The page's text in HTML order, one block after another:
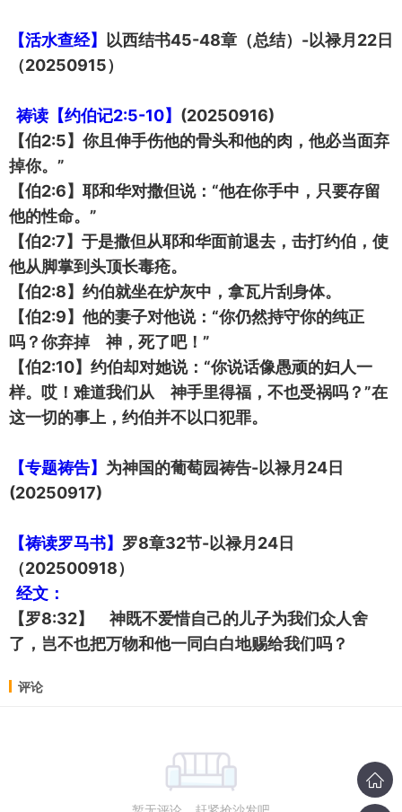
【活水查经】
以西结书45-48章（总结）-以禄月22日
（20250915）
祷读【约伯记2:5-10】 (20250916)
【伯2:5】你且伸手伤他的骨头和他的肉，他必当面弃
掉你。”
【伯2:6】耶和华对撒但说：“他在你手中，只要存留
他的性命。”
【伯2:7】于是撒但从耶和华面前退去，击打约伯，使
他从脚掌到头顶长毒疮。
【伯2:8】约伯就坐在炉灰中，拿瓦片刮身体。
【伯2:9】他的妻子对他说：“你仍然持守你的纯正
吗？你弃掉 神，死了吧！”
【伯2:10】约伯却对她说：“你说话像愚顽的妇人一
样。哎！难道我们从 神手里得福，不也受祸吗？”在
这一切的事上，约伯并不以口犯罪。
【专题祷告】 为神国的葡萄园祷告-以禄月24日
(20250917)
【祷读罗马书】 罗8章32节-以禄月24日
（202500918）
经文：
【罗8:32】 神既不爱惜自己的儿子为我们众人舍
了，岂不也把万物和他一同白白地赐给我们吗？
评论